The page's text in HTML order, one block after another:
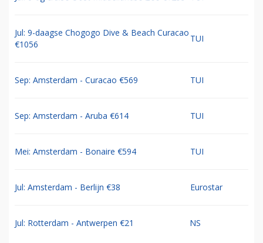
Jul: 9-daagse Chogogo Dive & Beach Curacao
€1056
TUI
Sep: Amsterdam - Curacao €569 TUI
Sep: Amsterdam - Aruba €614 TUI
Mei: Amsterdam - Bonaire €594 TUI
Jul: Amsterdam - Berlijn €38 Eurostar
Jul: Rotterdam - Antwerpen €21 NS